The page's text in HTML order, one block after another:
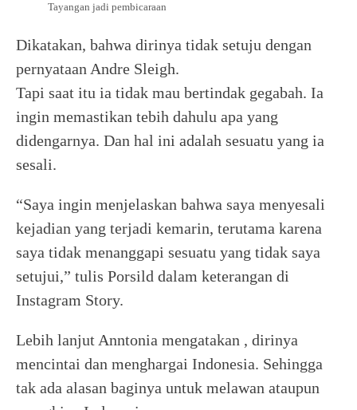
Tayangan jadi pembicaraan
Dikatakan, bahwa dirinya tidak setuju dengan
pernyataan Andre Sleigh.
Tapi saat itu ia tidak mau bertindak gegabah. Ia
ingin memastikan tebih dahulu apa yang
didengarnya. Dan hal ini adalah sesuatu yang ia
sesali.
“Saya ingin menjelaskan bahwa saya menyesali
kejadian yang terjadi kemarin, terutama karena
saya tidak menanggapi sesuatu yang tidak saya
setujui,” tulis Porsild dalam keterangan di
Instagram Story.
Lebih lanjut Anntonia mengatakan , dirinya
mencintai dan menghargai Indonesia. Sehingga
tak ada alasan baginya untuk melawan ataupun